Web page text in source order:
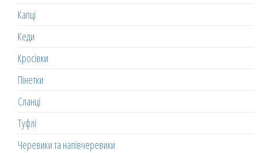
Капці
Кеди
Кросівки
Пінетки
Сланці
Туфлі
Черевики та напівчеревики